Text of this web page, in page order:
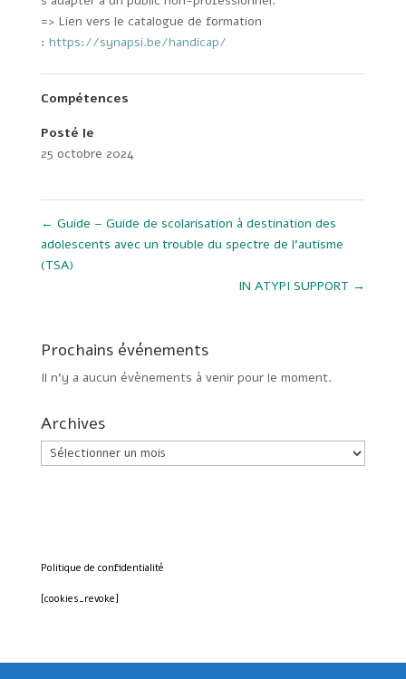
=> Lien vers le catalogue de formation
: https://synapsi.be/handicap/
Compétences
Posté le
25 octobre 2024
← Guide – Guide de scolarisation à destination des
adolescents avec un trouble du spectre de l’autisme
(TSA)
IN ATYPI SUPPORT →
Prochains événements
Il n’y a aucun évènements à venir pour le moment.
Archives
Archives
Politique de confidentialité
[cookies_revoke]